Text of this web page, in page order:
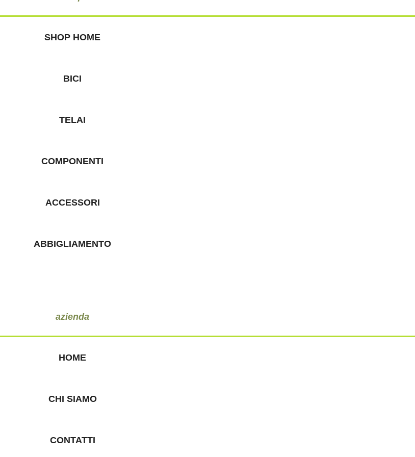
SHOP HOME
BICI
TELAI
COMPONENTI
ACCESSORI
ABBIGLIAMENTO
azienda
HOME
CHI SIAMO
CONTATTI